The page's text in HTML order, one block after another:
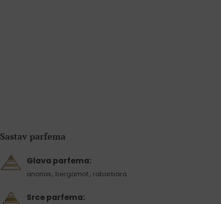
Sastav parfema
Glava parfema:
ananas, bergamot, rabarbara
Srce parfema: